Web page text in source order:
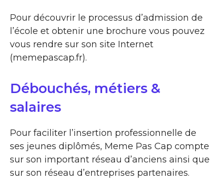
Pour découvrir le processus d’admission de
l’école et obtenir une brochure vous pouvez
vous rendre sur son site Internet
(memepascap.fr).
Débouchés, métiers &
salaires
Pour faciliter l’insertion professionnelle de
ses jeunes diplômés, Meme Pas Cap compte
sur son important réseau d’anciens ainsi que
sur son réseau d’entreprises partenaires.